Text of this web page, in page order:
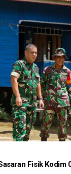
Fisik Kodim